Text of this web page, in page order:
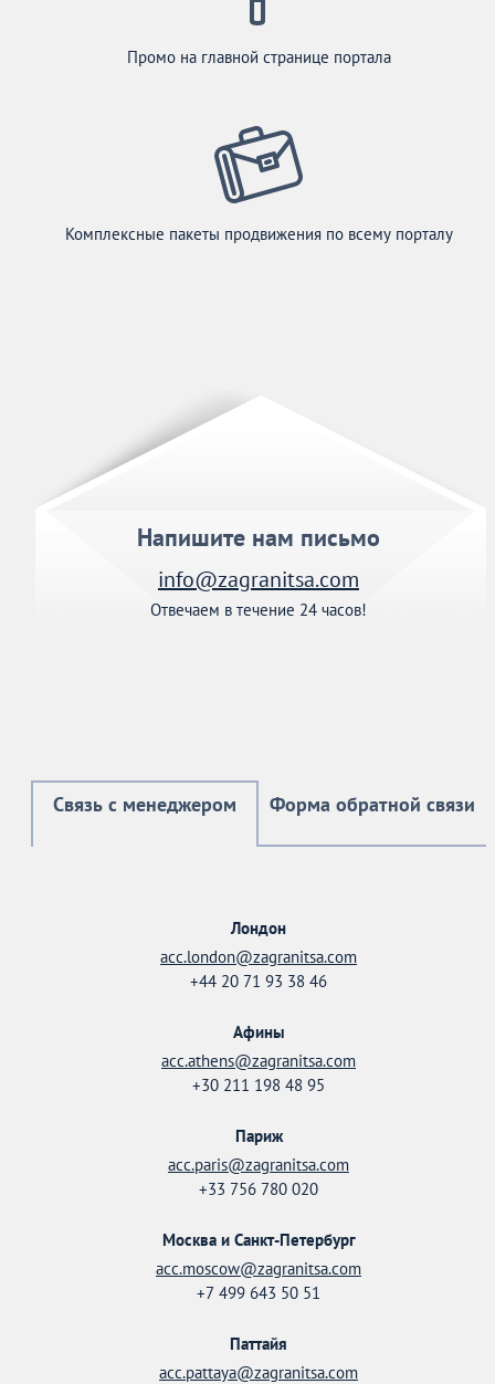
Промо на главной странице портала
Комплексные пакеты продвижения по всему порталу
Напишите нам письмо
info@zagranitsa.com
Отвечаем в течение 24 часов!
Связь с менеджером Форма обратной связи
Лондон
acc.london@zagranitsa.com
+44 20 71 93 38 46
Афины
acc.athens@zagranitsa.com
+30 211 198 48 95
Париж
acc.paris@zagranitsa.com
+33 756 780 020
Москва и Санкт-Петербург
acc.moscow@zagranitsa.com
+7 499 643 50 51
Паттайя
acc.pattaya@zagranitsa.com